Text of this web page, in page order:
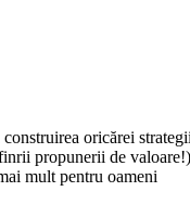
oricărei
propunerii de valoare!)
mult pentru oameni